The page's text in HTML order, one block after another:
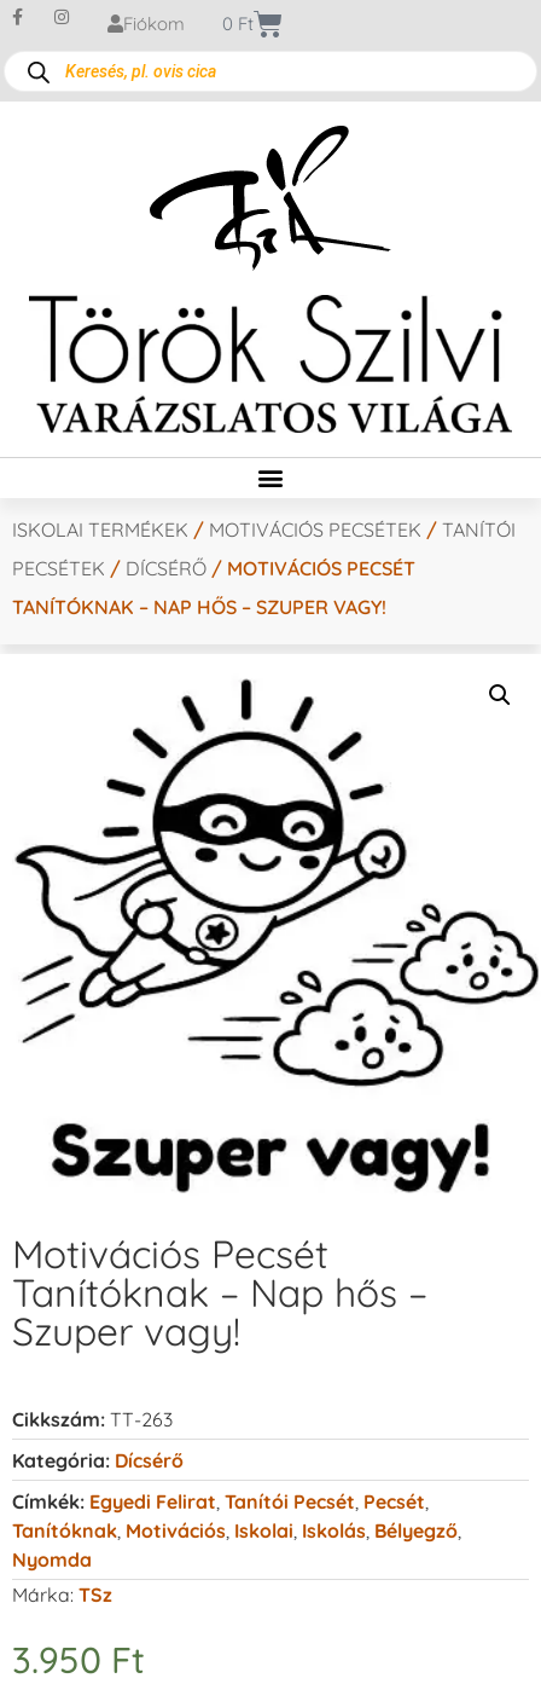
Fiókom 0 Ft
ISKOLAI TERMÉKEK / MOTIVÁCIÓS PECSÉTEK / TANÍTÓI
PECSÉTEK / DÍCSÉRŐ / MOTIVÁCIÓS PECSÉT
TANÍTÓKNAK – NAP HŐS – SZUPER VAGY!
Motivációs Pecsét
Tanítóknak – Nap hős –
Szuper vagy!
Cikkszám: TT-263
Kategória: Dícsérő
Címkék: Egyedi Felirat Tanítói Pecsét Pecsét
Tanítóknak Motivációs Iskolai Iskolás Bélyegző
Nyomda
Márka: TSz
3.950 Ft